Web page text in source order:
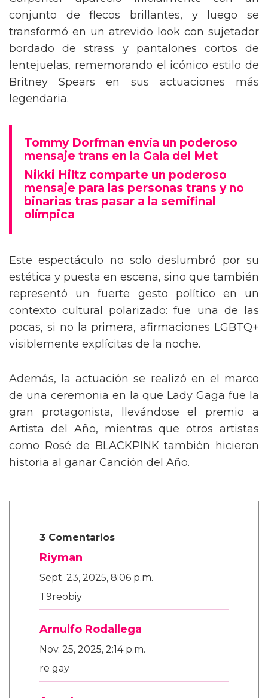
Carpenter apareció inicialmente con un
conjunto de flecos brillantes, y luego se
transformó en un atrevido look con sujetador
bordado de strass y pantalones cortos de
lentejuelas, rememorando el icónico estilo de
Britney Spears en sus actuaciones más
legendaria.
Tommy Dorfman envía un poderoso
mensaje trans en la Gala del Met
Nikki Hiltz comparte un poderoso
mensaje para las personas trans y no
binarias tras pasar a la semifinal
olímpica
Este espectáculo no solo deslumbró por su
estética y puesta en escena, sino que también
representó un fuerte gesto político en un
contexto cultural polarizado: fue una de las
pocas, si no la primera, afirmaciones LGBTQ+
visiblemente explícitas de la noche.
Además, la actuación se realizó en el marco
de una ceremonia en la que Lady Gaga fue la
gran protagonista, llevándose el premio a
Artista del Año, mientras que otros artistas
como Rosé de BLACKPINK también hicieron
historia al ganar Canción del Año.
Riyman
Arnulfo Rodallega